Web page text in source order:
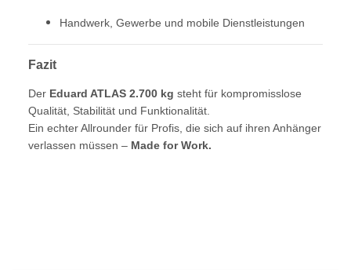
Handwerk, Gewerbe und mobile Dienstleistungen
Fazit
Der Eduard ATLAS 2.700 kg steht für kompromisslose
Qualität, Stabilität und Funktionalität.
Ein echter Allrounder für Profis, die sich auf ihren Anhänger
verlassen müssen – Made for Work.